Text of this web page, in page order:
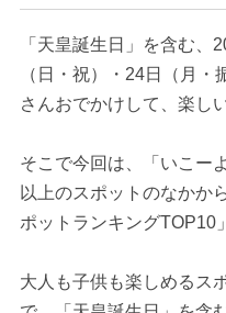
「天皇誕生日」を含む、
（日・祝）・24日（月・
さんおでかけして、楽し
そこで今回は、「いこー
以上のスポットのなかか
ポットランキングTOP10
大人も子供も楽しめるス